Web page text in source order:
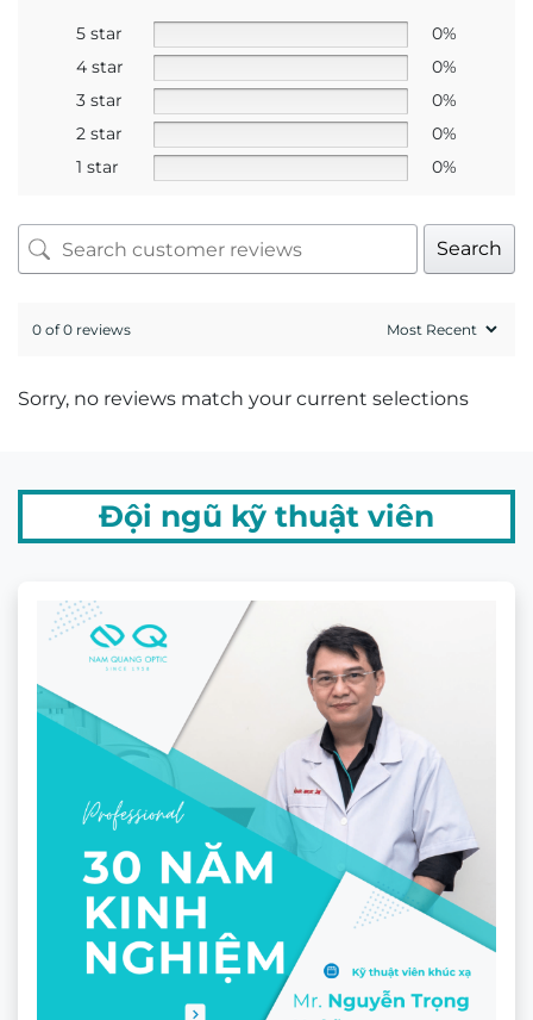
5 star
0%
4 star
0%
3 star
0%
2 star
0%
1 star
0%
Search
0 of 0 reviews
Sorry, no reviews match your current selections
Đội ngũ kỹ thuật viên